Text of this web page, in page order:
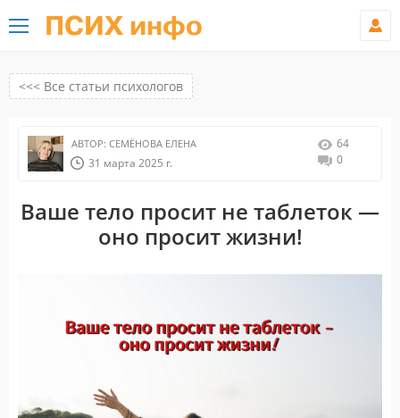
ПСИХ инфо
<<< Все статьи психологов
АВТОР: СЕМЁНОВА ЕЛЕНА
31 марта 2025 г.
64
0
Ваше тело просит не таблеток —
оно просит жизни!